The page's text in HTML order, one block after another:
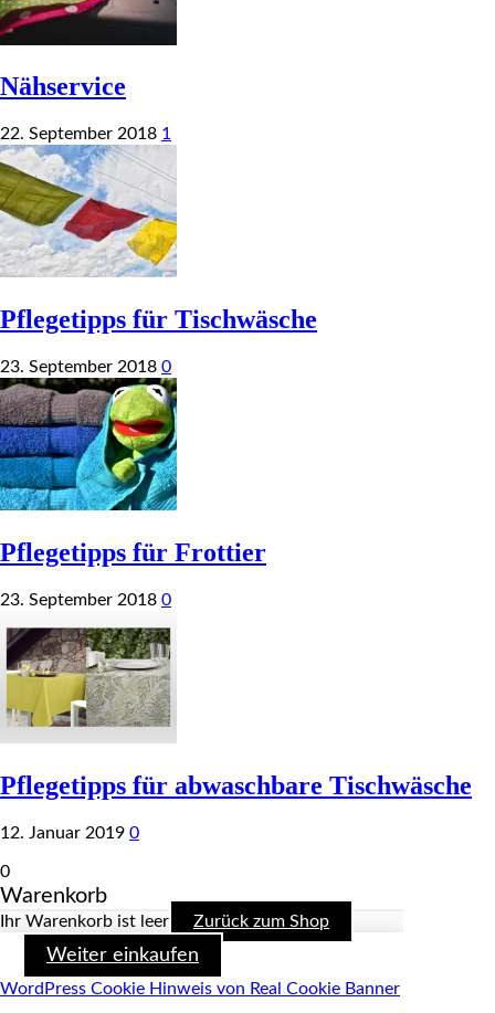
Nähservice
22. September 2018 1
Pflegetipps für Tischwäsche
23. September 2018 0
Pflegetipps für Frottier
23. September 2018 0
Pflegetipps für abwaschbare Tischwäsche
12. Januar 2019 0
0
Warenkorb
Ihr Warenkorb ist leer Zurück zum Shop
Weiter einkaufen
WordPress Cookie Hinweis von Real Cookie Banner